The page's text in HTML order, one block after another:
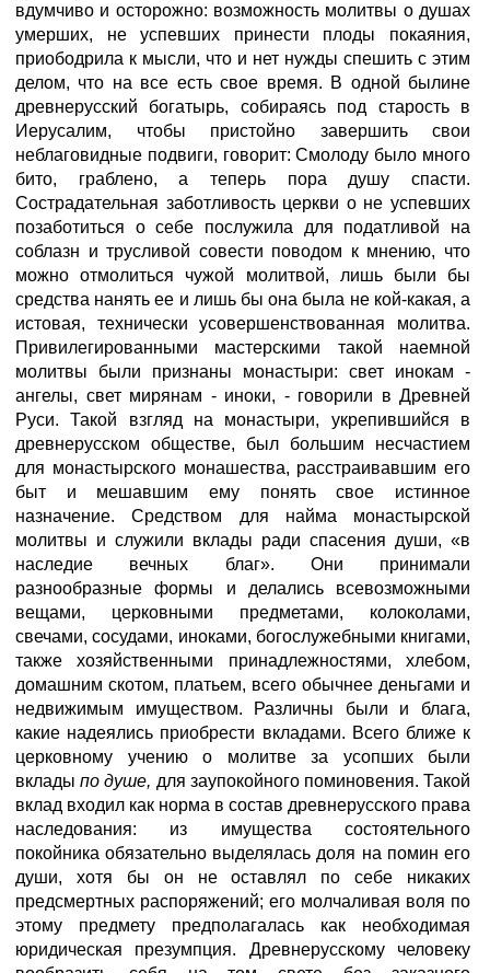
вдумчиво и осторожно: возможность молитвы о душах
умерших, не успевших принести плоды покаяния,
приободрила к мысли, что и нет нужды спешить с этим
делом, что на все есть свое время. В одной былине
древнерусский богатырь, собираясь под старость в
Иерусалим, чтобы пристойно завершить свои
неблаговидные подвиги, говорит: Смолоду было много
бито, граблено, а теперь пора душу спасти.
Сострадательная заботливость церкви о не успевших
позаботиться о себе послужила для податливой на
соблазн и трусливой совести поводом к мнению, что
можно отмолиться чужой молитвой, лишь были бы
средства нанять ее и лишь бы она была не кой-какая, а
истовая, технически усовершенствованная молитва.
Привилегированными мастерскими такой наемной
молитвы были признаны монастыри: свет инокам -
ангелы, свет мирянам - иноки, - говорили в Древней
Руси. Такой взгляд на монастыри, укрепившийся в
древнерусском обществе, был большим несчастием
для монастырского монашества, расстраивавшим его
быт и мешавшим ему понять свое истинное
назначение. Средством для найма монастырской
молитвы и служили вклады ради спасения души, «в
наследие вечных благ». Они принимали
разнообразные формы и делались всевозможными
вещами, церковными предметами, колоколами,
свечами, сосудами, иноками, богослужебными книгами,
также хозяйственными принадлежностями, хлебом,
домашним скотом, платьем, всего обычнее деньгами и
недвижимым имуществом. Различны были и блага,
какие надеялись приобрести вкладами. Всего ближе к
церковному учению о молитве за усопших были
вкладыпо душе, для заупокойного поминовения. Такой
вклад входил как норма в состав древнерусского права
наследования: из имущества состоятельного
покойника обязательно выделялась доля на помин его
души, хотя бы он не оставлял по себе никаких
предсмертных распоряжений; его молчаливая воля по
этому предмету предполагалась как необходимая
юридическая презумпция. Древнерусскому человеку